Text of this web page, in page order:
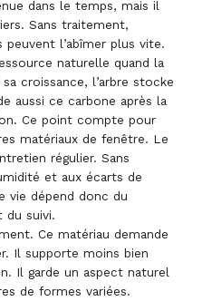
dans le temps, mais il
Sans traitement,
l’abîmer plus vite.
naturelle quand la
croissance, l’arbre stocke
aussi ce carbone après la
Ce point compte pour
matériaux de fenêtre. Le
régulier. Sans
et aux écarts de
vie dépend donc du
du suivi.
Ce matériau demande
Il supporte moins bien
Il garde un aspect naturel
de formes variées.